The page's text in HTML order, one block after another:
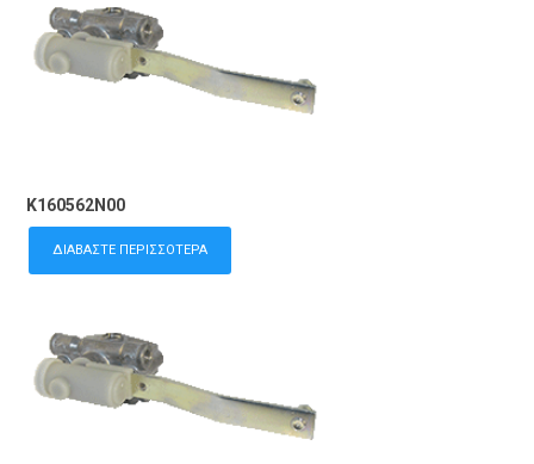
K160562N00
ΔΙΑΒΆΣΤΕ ΠΕΡΙΣΣΌΤΕΡΑ